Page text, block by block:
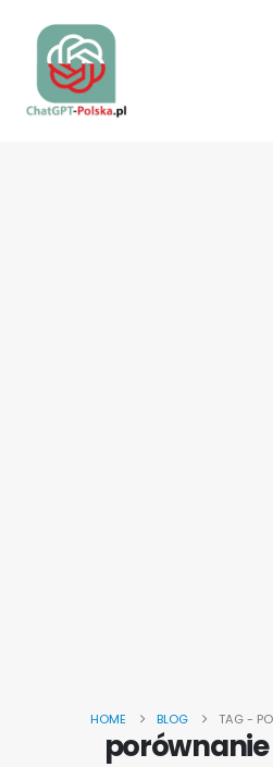
HOME BLOG TAG -